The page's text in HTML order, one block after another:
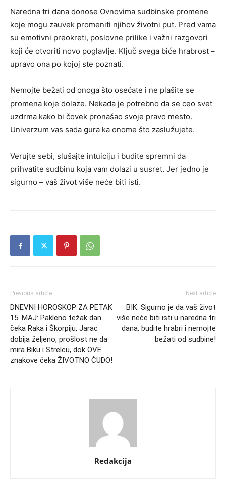
Naredna tri dana donose Ovnovima sudbinske promene
koje mogu zauvek promeniti njihov životni put. Pred vama
su emotivni preokreti, poslovne prilike i važni razgovori
koji će otvoriti novo poglavlje. Ključ svega biće hrabrost –
upravo ona po kojoj ste poznati.
Nemojte bežati od onoga što osećate i ne plašite se
promena koje dolaze. Nekada je potrebno da se ceo svet
uzdrma kako bi čovek pronašao svoje pravo mesto.
Univerzum vas sada gura ka onome što zaslužujete.
Verujte sebi, slušajte intuiciju i budite spremni da
prihvatite sudbinu koja vam dolazi u susret. Jer jedno je
sigurno – vaš život više neće biti isti.
Previous article
DNEVNI HOROSKOP ZA PETAK
15. MAJ: Pakleno težak dan
čeka Raka i Škorpiju, Jarac
dobija željeno, prošlost ne da
mira Biku i Strelcu, dok OVE
znakove čeka ŽIVOTNO ČUDO!
Next article
BIK: Sigurno je da vaš život
više neće biti isti u naredna tri
dana, budite hrabri i nemojte
bežati od sudbine!
Redakcija